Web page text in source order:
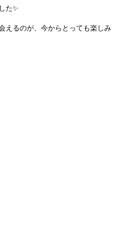
た✨
えるのが、今からとっても楽しみ